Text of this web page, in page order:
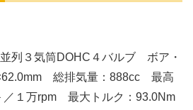
列３気筒DOHC４バルブ ボア・
総排気量：888cc 最高
／１万rpm 最大トルク：93.0Nm